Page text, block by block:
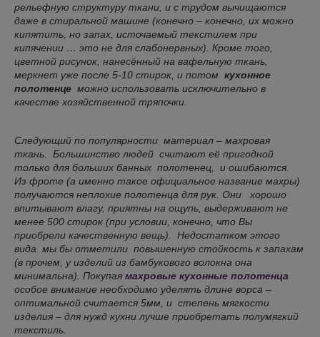
рельефную структуру ткани, и с трудом вычищаются
даже в стиральной машине (конечно – конечно, их можно
кипятить, но запах, источаемый текстилем при
кипячении … это не для слабонервных). Кроме того,
цветной рисунок, нанесённый на вафельную ткань,
меркнет уже после 5-10 стирок, и потом кухонное
полотенце можно использовать исключительно в
качестве хозяйственной тряпочки.
Следующий по популярности материал – махровая
ткань. Большинство людей считают её пригодной
только для больших банных полотенец, и ошибаются.
Из фроте (а именно такое официальное название махры)
получаются неплохие полотенца для рук. Они хорошо
впитывают влагу, приятны на ощупь, выдерживают не
менее 500 стирок (при условии, конечно, что Вы
приобрели качественную вещь). Недостатком этого
вида мы бы отметили повышенную стойкость к запахам
(в прочем, у изделий из бамбукового волокна она
минимальна). Покупая махровые кухонные полотенца
особое внимание необходимо уделять длине ворса –
оптимальной считается 5мм, и степень мягкости
изделия – для нужд кухни лучше приобретать полумягкий
текстиль.